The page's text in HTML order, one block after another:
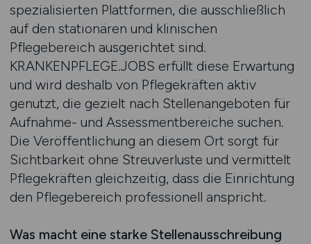
spezialisierten Plattformen, die ausschließlich
auf den stationären und klinischen
Pflegebereich ausgerichtet sind.
KRANKENPFLEGE.JOBS erfüllt diese Erwartung
und wird deshalb von Pflegekräften aktiv
genutzt, die gezielt nach Stellenangeboten für
Aufnahme- und Assessmentbereiche suchen.
Die Veröffentlichung an diesem Ort sorgt für
Sichtbarkeit ohne Streuverluste und vermittelt
Pflegekräften gleichzeitig, dass die Einrichtung
den Pflegebereich professionell anspricht.
Was macht eine starke Stellenausschreibung